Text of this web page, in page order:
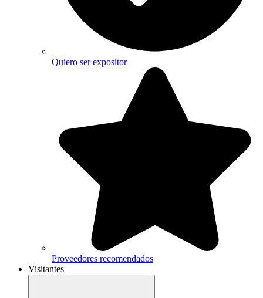
Quiero ser expositor
Proveedores recomendados
Visitantes